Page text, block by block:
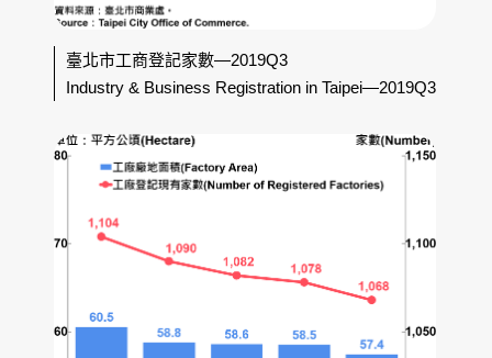
臺北市工商登記家數—2019Q3
Industry & Business Registration in Taipei—2019Q3